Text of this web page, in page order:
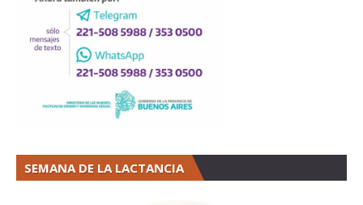
SEMANA DE LA LACTANCIA